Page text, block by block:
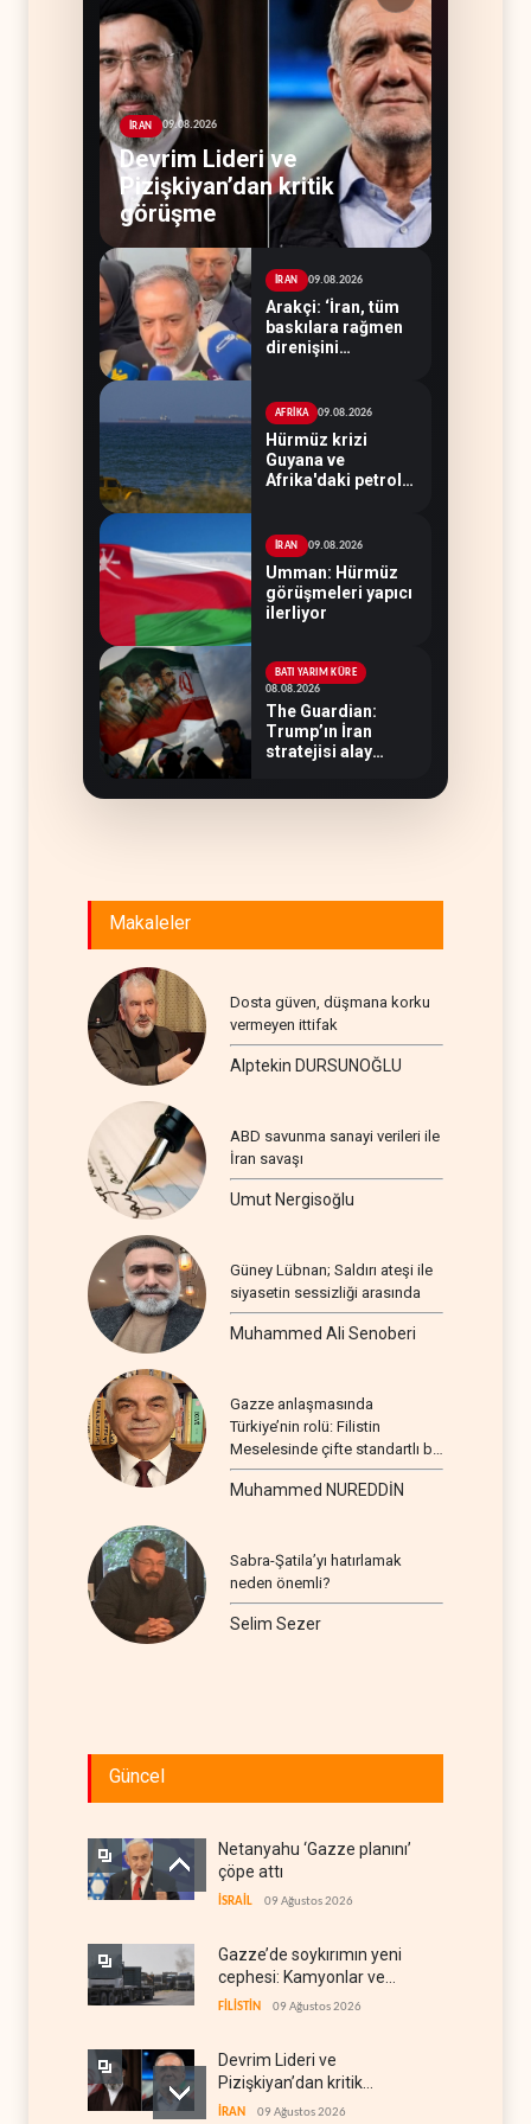
İRAN 09.08.2026
Devrim Lideri ve
Pizişkiyan’dan kritik
görüşme
İRAN 09.08.2026
Arakçi: ‘İran, tüm
baskılara rağmen
direnişini
AFRİKA 09.08.2026
Hürmüz krizi
Guyana ve
Afrika'daki petrol
İRAN 09.08.2026
Umman: Hürmüz
görüşmeleri yapıcı
ilerliyor
BATI YARIM KÜRE
08.08.2026
The Guardian:
Trump’ın İran
stratejisi alay
Makaleler
Dosta güven, düşmana korku
vermeyen ittifak
Alptekin DURSUNOĞLU
ABD savunma sanayi verileri ile
İran savaşı
Umut Nergisoğlu
Güney Lübnan; Saldırı ateşi ile
siyasetin sessizliği arasında
Muhammed Ali Senoberi
Gazze anlaşmasında
Türkiye’nin rolü: Filistin
Meselesinde çifte standartlı bir
seyir
Muhammed NUREDDİN
Sabra-Şatila’yı hatırlamak
neden önemli?
Selim Sezer
Güncel
Netanyahu ‘Gazze planını’
çöpe attı
İSRAİL 09 Ağustos 2026
Gazze’de soykırımın yeni
cephesi: Kamyonlar ve
sürücüler de hedefte
FİLİSTİN 09 Ağustos 2026
Devrim Lideri ve
Pizişkiyan’dan kritik
görüşme
İRAN 09 Ağustos 2026